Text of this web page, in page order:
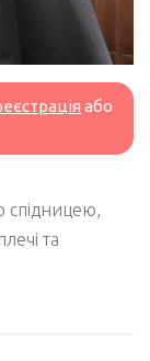
або
спідницею,
та